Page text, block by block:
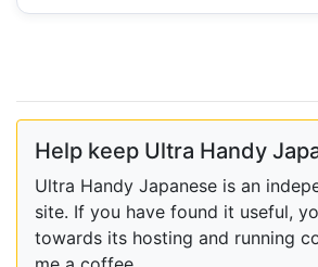
Help keep Ultra Handy
Ultra Handy Japanese is an
site. If you have found it useful,
towards its hosting and running